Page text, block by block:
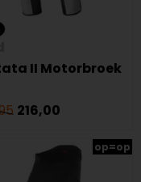
II Motorbroek
216,00
op=op